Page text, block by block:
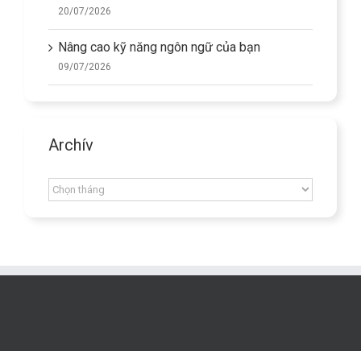
20/07/2026
Nâng cao kỹ năng ngôn ngữ của bạn
09/07/2026
Archív
Archív